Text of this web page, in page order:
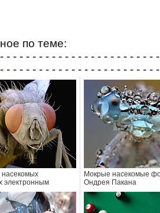
по теме:
- - - - - - - - - - - - - - - - - - - - - - -
- - - - - - - - - - - - - - - - - - - - - - -
электронным
Мокрые насекомые
Ондрея Пакана